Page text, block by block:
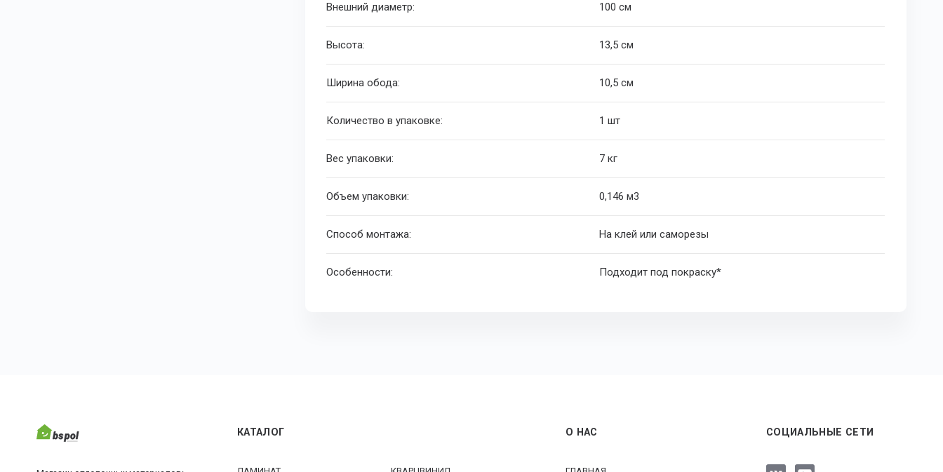
Внешний диаметр: 100 см
Высота: 13,5 см
Ширина обода: 10,5 см
Количество в упаковке: 1 шт
Вес упаковки: 7 кг
Объем упаковки: 0,146 м3
Способ монтажа: На клей или саморезы
Особенности: Подходит под покраску*
КАТАЛОГ О НАС СОЦИАЛЬНЫЕ СЕТИ